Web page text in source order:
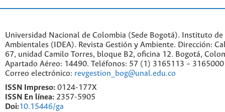
Universidad Nacional de Colombia (Sede Bogotá). Instituto de
Ambientales (IDEA). Revista Gestión y Ambiente. Dirección:
67, unidad Camilo Torres, bloque B2, oficina 12. Bogotá,
Apartado Aéreo: 14490. Teléfonos: 57 (1) 3165113 –
Correo electrónico: revgestion_bog@unal.edu.co
ISSN Impreso: 0124-177X
ISSN En línea: 2357-5905
Doi:10.15446/ga